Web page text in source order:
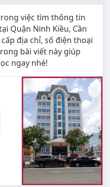
việc tìm thông tin
Quận Ninh Kiều, Cần
địa chỉ, số điện thoại
bài viết này giúp
ngay nhé!